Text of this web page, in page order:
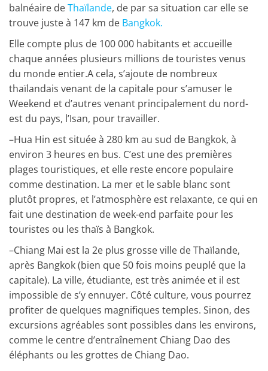
balnéaire deThaïlande, de par sa situation car elle se
trouve juste à 147 km de Bangkok.
Elle compte plus de 100 000 habitants et accueille
chaque années plusieurs millions de touristes venus
du monde entier.A cela, s’ajoute de nombreux
thaïlandais venant de la capitale pour s’amuser le
Weekend et d’autres venant principalement du nord-
est du pays, l’Isan, pour travailler.
–Hua Hin est située à 280 km au sud de Bangkok, à
environ 3 heures en bus. C’est une des premières
plages touristiques, et elle reste encore populaire
comme destination. La mer et le sable blanc sont
plutôt propres, et l’atmosphère est relaxante, ce qui en
fait une destination de week-end parfaite pour les
touristes ou les thaïs à Bangkok.
–Chiang Mai est la 2e plus grosse ville de Thaïlande,
après Bangkok (bien que 50 fois moins peuplé que la
capitale). La ville, étudiante, est très animée et il est
impossible de s’y ennuyer. Côté culture, vous pourrez
profiter de quelques magnifiques temples. Sinon, des
excursions agréables sont possibles dans les environs,
comme le centre d’entraînement Chiang Dao des
éléphants ou les grottes de Chiang Dao.